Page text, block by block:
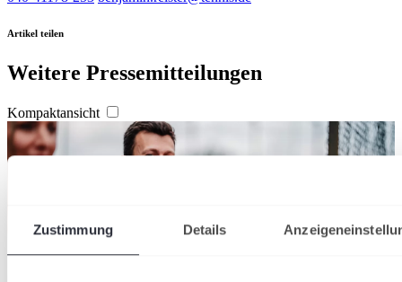
Zustimmung Details
Artikel teilen
Weitere Pressemitteilungen
Kompaktansicht